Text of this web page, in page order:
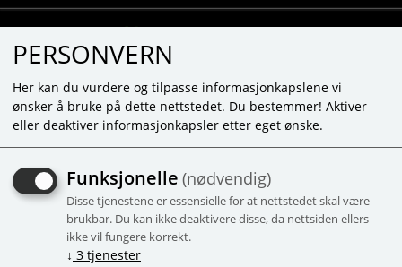
MOLTO - GARASJE MED
BILBANE, 3X LOOP, 2
PULLBACK BILER
Kampanje
PERSONVERN
Her kan du vurdere og tilpasse informasjonkapslene vi
ønsker å bruke på dette nettstedet. Du bestemmer! Aktiver
eller deaktiver informasjonkapsler etter eget ønske.
Funksjonelle (nødvendig)
Disse tjenestene er essensielle for at nettstedet skal være
brukbar. Du kan ikke deaktivere disse, da nettsiden ellers
ikke vil fungere korrekt.
↓ 3 tjenester